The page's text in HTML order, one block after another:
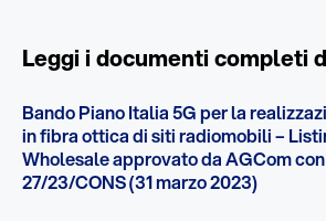
Leggi i documenti completi
Bando Piano Italia 5G per la
in fibra ottica di siti radiomobili –
Wholesale approvato da AGCom
27/23/CONS (31 marzo 2023)